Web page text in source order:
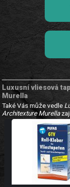
Luxusní vliesová
Murella
Také Vás může vedle
Architexture Murella